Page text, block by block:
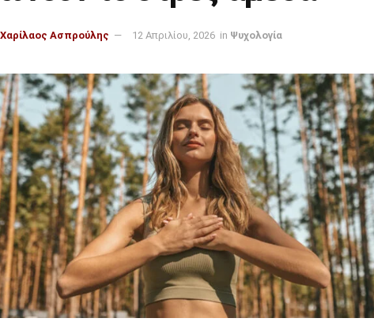
Χαρίλαος Ασπρούλης 12 Απριλίου, 2026 in Ψυχολογία